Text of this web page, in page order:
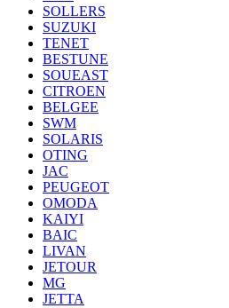
SOLLERS
SUZUKI
TENET
BESTUNE
SOUEAST
CITROEN
BELGEE
SWM
SOLARIS
OTING
JAC
PEUGEOT
OMODA
KAIYI
BAIC
LIVAN
JETOUR
MG
JETTA